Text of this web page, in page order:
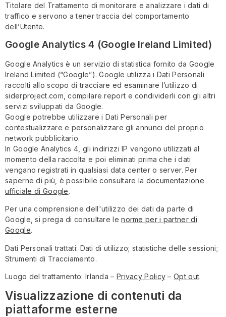
Titolare del Trattamento di monitorare e analizzare i dati di
traffico e servono a tener traccia del comportamento
dell’Utente.
Google Analytics 4 (Google Ireland Limited)
Google Analytics è un servizio di statistica fornito da Google
Ireland Limited (“Google”). Google utilizza i Dati Personali
raccolti allo scopo di tracciare ed esaminare l’utilizzo di
siderproject.com, compilare report e condividerli con gli altri
servizi sviluppati da Google.
Google potrebbe utilizzare i Dati Personali per
contestualizzare e personalizzare gli annunci del proprio
network pubblicitario.
In Google Analytics 4, gli indirizzi IP vengono utilizzati al
momento della raccolta e poi eliminati prima che i dati
vengano registrati in qualsiasi data center o server. Per
saperne di più, è possibile consultare la documentazione
ufficiale di Google.
Per una comprensione dell'utilizzo dei dati da parte di
Google, si prega di consultare lenorme per i partner di
Google.
Dati Personali trattati: Dati di utilizzo; statistiche delle sessioni;
Strumenti di Tracciamento.
Luogo del trattamento: Irlanda – Privacy Policy –Opt out.
Visualizzazione di contenuti da
piattaforme esterne